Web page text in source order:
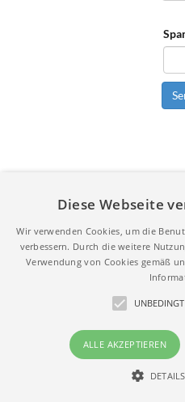
Diese Webseite
Wir verwenden Cookies, um die
verbessern. Durch die weitere
Verwendung von Cookies gemäß
ALLE AKZEPTIEREN